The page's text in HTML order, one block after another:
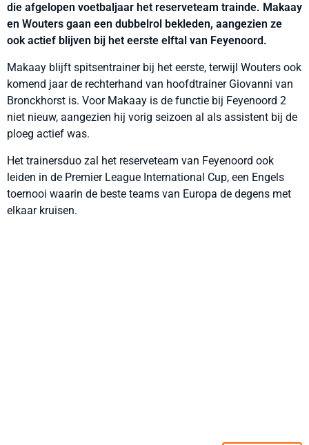
die afgelopen voetbaljaar het reserveteam trainde. Makaay
en Wouters gaan een dubbelrol bekleden, aangezien ze
ook actief blijven bij het eerste elftal van Feyenoord.
Makaay blijft spitsentrainer bij het eerste, terwijl Wouters ook
komend jaar de rechterhand van hoofdtrainer Giovanni van
Bronckhorst is. Voor Makaay is de functie bij Feyenoord 2
niet nieuw, aangezien hij vorig seizoen al als assistent bij de
ploeg actief was.
Het trainersduo zal het reserveteam van Feyenoord ook
leiden in de Premier League International Cup, een Engels
toernooi waarin de beste teams van Europa de degens met
elkaar kruisen.